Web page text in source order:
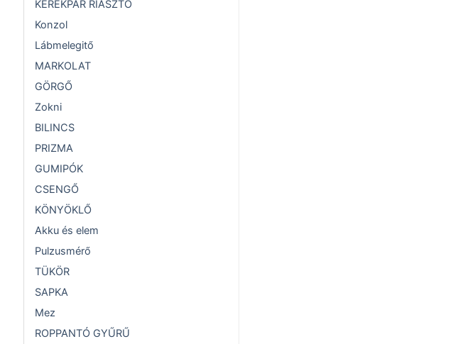
KERÉKPÁR RIASZTÓ
Konzol
Lábmelegitő
MARKOLAT
GÖRGŐ
Zokni
BILINCS
PRIZMA
GUMIPÓK
CSENGŐ
KÖNYÖKLŐ
Akku és elem
Pulzusmérő
TÜKÖR
SAPKA
Mez
ROPPANTÓ GYŰRŰ